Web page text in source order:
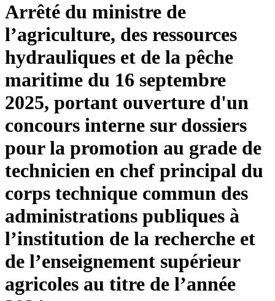
Arrêté du ministre de
l’agriculture, des ressources
hydrauliques et de la pêche
maritime du 16 septembre
2025, portant ouverture d'un
concours interne sur dossiers
pour la promotion au grade de
technicien en chef principal du
corps technique commun des
administrations publiques à
l’institution de la recherche et
de l’enseignement supérieur
agricoles au titre de l’année